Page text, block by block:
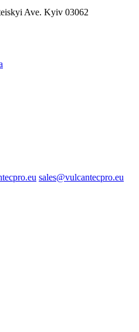
Ave. Kyiv 03062
sales@vulcantecpro.eu